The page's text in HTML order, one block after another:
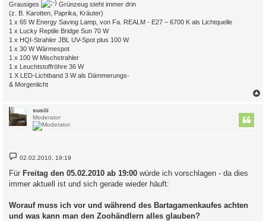
Grausiges
Grünzeug steht immer drin
(z. B. Karotten, Paprika, Kräuter)
1 x 65 W Energy Saving Lamp, von Fa. REALM - E27 – 6700 K als Lichtquelle
1 x Lucky Reptile Bridge Sun 70 W
1 x HQI-Strahler JBL UV-Spot plus 100 W
1 x 30 W Wärmespot
1 x 100 W Mischstrahler
1 x Leuchtstoffröhre 36 W
1 X LED-Lichtband 3 W als Dämmerungs-
& Morgenlicht
susiii
Moderator
B
e
t
r
02.02.2010, 19:19
Für Freitag den 05.02.2010 ab 19:00 würde ich vorschlagen - da dies
immer aktuell ist und sich gerade wieder häuft:
Worauf muss ich vor und während des Bartagamenkaufes achten
und was kann man den Zoohändlern alles glauben?